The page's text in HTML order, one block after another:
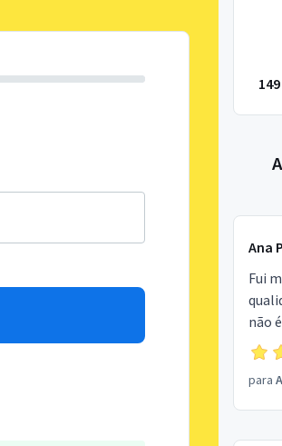
149
Ana
Fui
não
para